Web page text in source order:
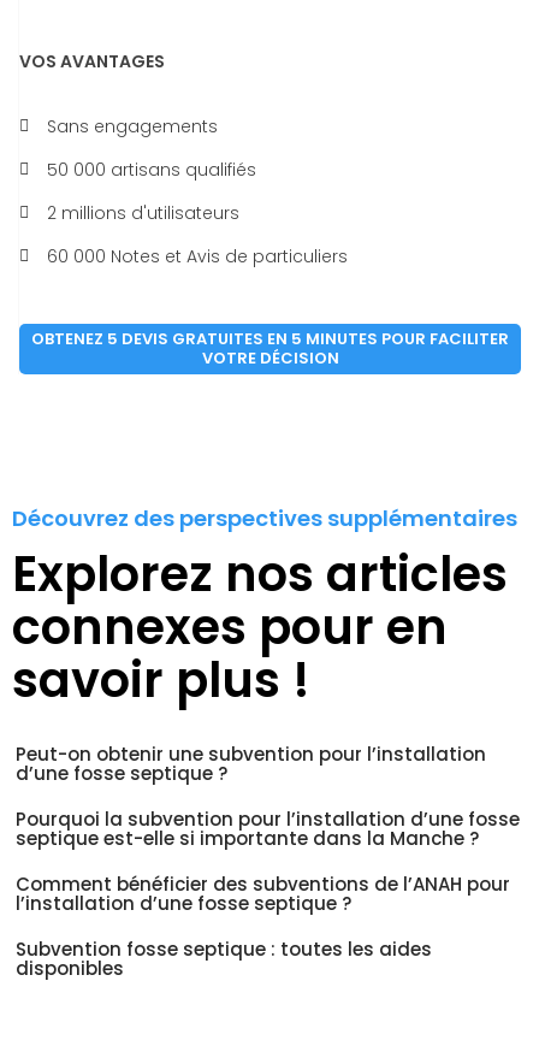
VOS AVANTAGES
Sans engagements
50 000 artisans qualifiés
2 millions d'utilisateurs
60 000 Notes et Avis de particuliers
OBTENEZ 5 DEVIS GRATUITES EN 5 MINUTES POUR FACILITER
VOTRE DÉCISION
Découvrez des perspectives supplémentaires
Explorez nos articles
connexes pour en
savoir plus !
Peut-on obtenir une subvention pour l’installation
d’une fosse septique ?
Pourquoi la subvention pour l’installation d’une fosse
septique est-elle si importante dans la Manche ?
Comment bénéficier des subventions de l’ANAH pour
l’installation d’une fosse septique ?
Subvention fosse septique : toutes les aides
disponibles